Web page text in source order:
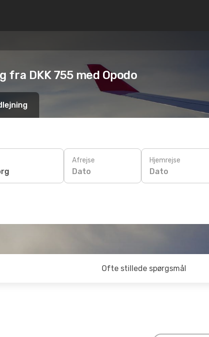
DKK 755 med Opodo
Afrejse
Dato
Hjemrejse
Dato
Ofte stillede spørgsmål